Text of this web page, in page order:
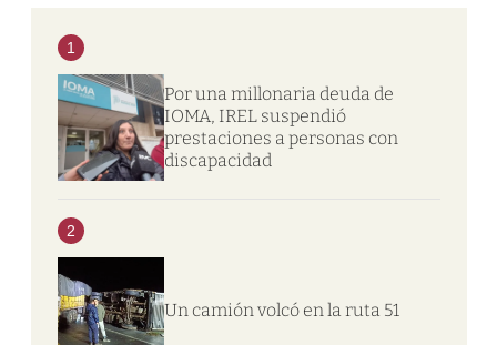
1
Por una millonaria deuda de
IOMA, IREL suspendió
prestaciones a personas con
discapacidad
2
Un camión volcó en la ruta 51